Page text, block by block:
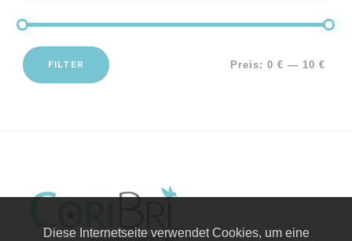
FILTER Preis: 0 € — 10 €
Diese Internetseite verwendet Cookies, um eine